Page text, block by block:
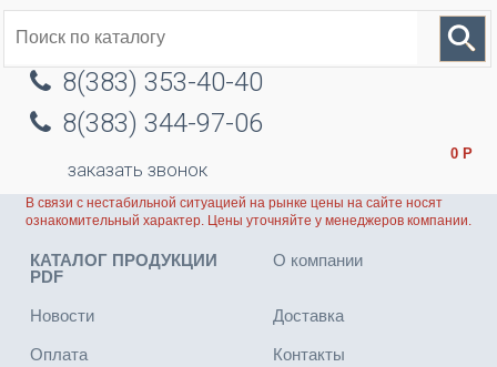
8(383) 353-40-40
8(383) 344-97-06
заказать звонок
0 Р
В связи с нестабильной ситуацией на рынке цены на сайте носят
ознакомительный характер. Цены уточняйте у менеджеров компании.
КАТАЛОГ ПРОДУКЦИИ
PDF
О компании
Новости Доставка
Оплата Контакты